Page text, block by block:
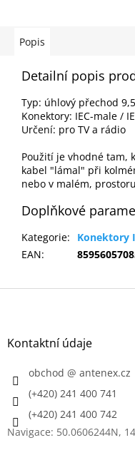
Popis
Detailní popis
Typ: úhlový přechod
Konektory: IEC-male /
Určení: pro TV a rádio
Použití je vhodné tam,
kabel "lámal" při
nebo v malém,
Doplňkové
Kategorie:
Konektory
EAN:
Z
Kontaktní údaje
obchod @ antenex.cz
(+420) 241 400 741
(+420) 241 400 742
Navigace: 50.0606244N,